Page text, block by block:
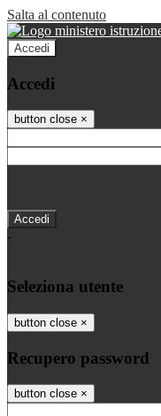
Salta al contenuto
Accedi
Accedi
button close ×
-
Seleziona utente
button close ×
Recupero password
button close ×